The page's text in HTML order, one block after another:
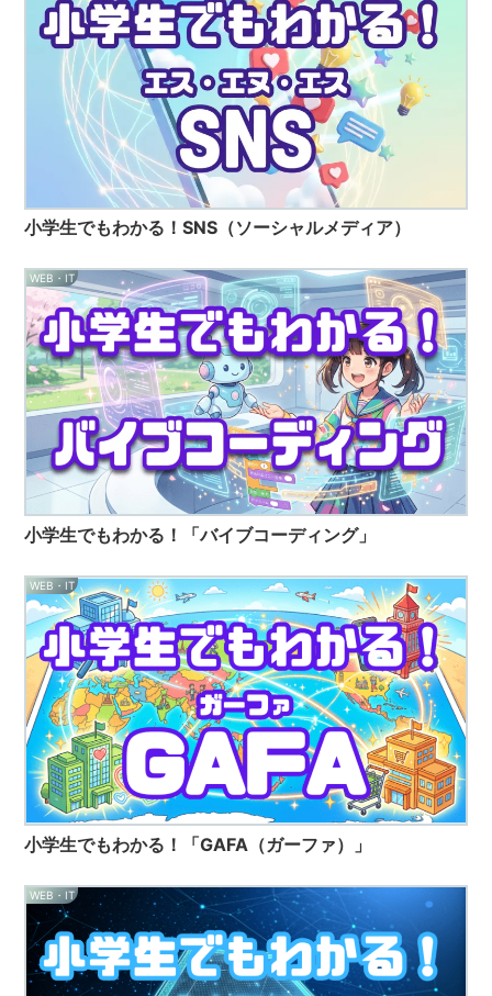
小学生でもわかる！SNS（ソーシャルメディア）
WEB・IT
小学生でもわかる！「バイブコーディング」
WEB・IT
小学生でもわかる！「GAFA（ガーファ）」
WEB・IT